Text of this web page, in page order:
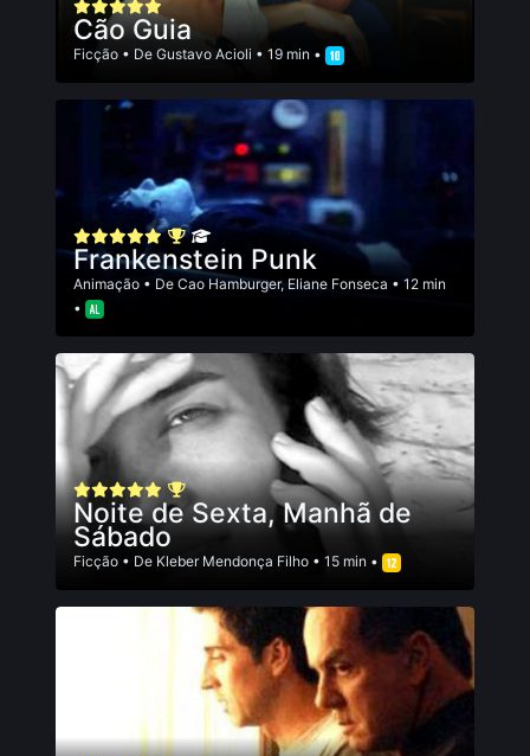
Cão Guia
Ficção • De Gustavo Acioli • 19 min •
Frankenstein Punk
Animação • De Cao Hamburger, Eliane Fonseca • 12 min
•
Noite de Sexta, Manhã de
Sábado
Ficção • De Kleber Mendonça Filho • 15 min •